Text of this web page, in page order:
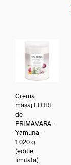
Crema
masaj FLORI
de
PRIMAVARA-
Yamuna –
1.020 g
(editie
limitata)